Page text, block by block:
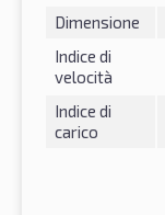
Dimensione
Indice di
velocità
Indice di
carico